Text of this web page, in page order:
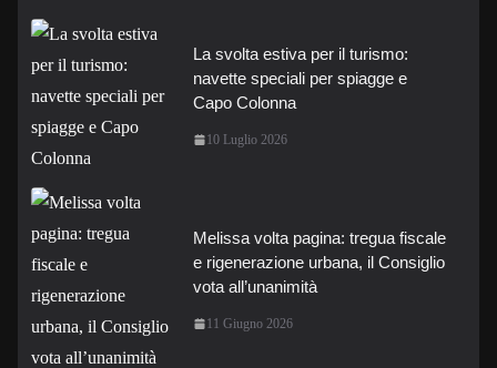
La svolta estiva per il turismo:
navette speciali per spiagge e
Capo Colonna
10 Luglio 2026
Melissa volta pagina: tregua fiscale
e rigenerazione urbana, il Consiglio
vota all’unanimità
11 Giugno 2026